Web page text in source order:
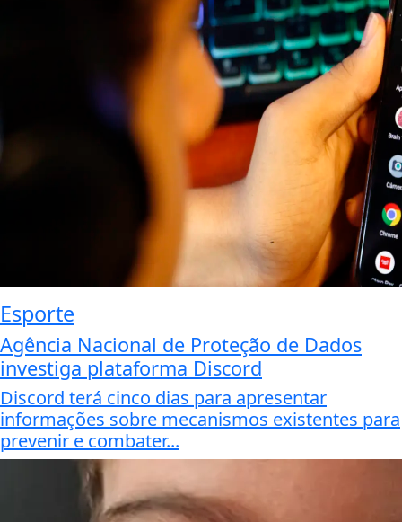
Esporte
Agência Nacional de Proteção de Dados
investiga plataforma Discord
Discord terá cinco dias para apresentar
informações sobre mecanismos existentes para
prevenir e combater...